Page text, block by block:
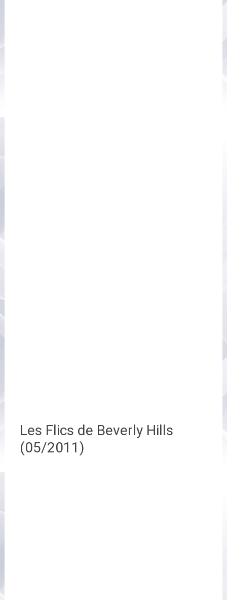
Les Flics de Beverly Hills
(05/2011)